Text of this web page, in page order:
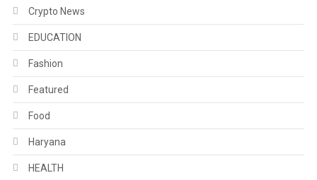
Crypto News
EDUCATION
Fashion
Featured
Food
Haryana
HEALTH